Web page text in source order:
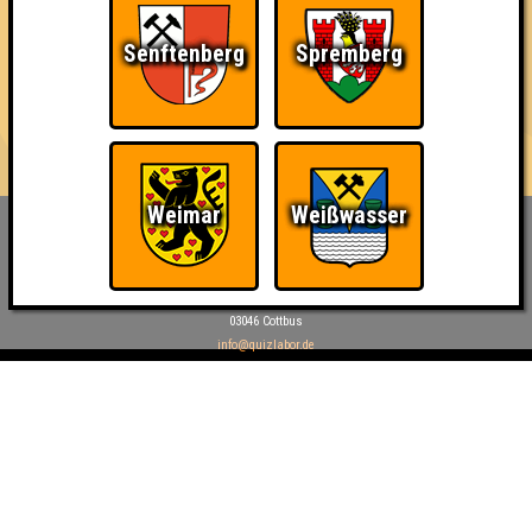
42
8. The Smartinis
12
Inhaber & Geschäftsführer:
03046 Cottbus
info@quizlabor.de
Senftenberg Spremberg
Weimar Weißwasser